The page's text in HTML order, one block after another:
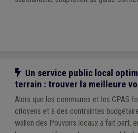
Notre action
Un service public local
terrain : trouver la meilleure
Alors que les communes et les CPAS
citoyens et à des contraintes
wallon des Pouvoirs locaux a fait part, en début de